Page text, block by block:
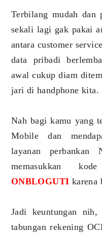
Terbilang mudah dan
sekali lagi gak pakai
antara customer
data pribadi
awal cukup diam
jari di handphone kita.
Nah bagi kamu yang
Mobile dan
layanan perbankan
memasukkan
ONBLOGUTI karena
Jadi keuntungan nih,
tabungan rekening